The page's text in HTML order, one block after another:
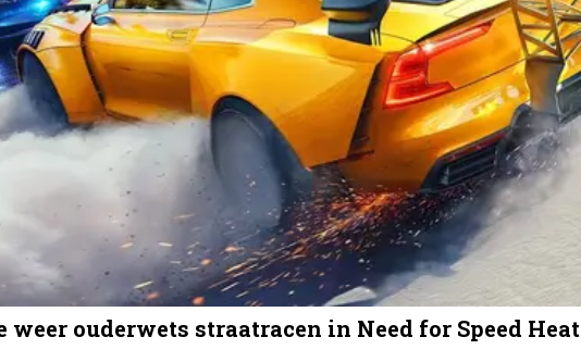
ouderwets straatracen in Need for Speed Heat